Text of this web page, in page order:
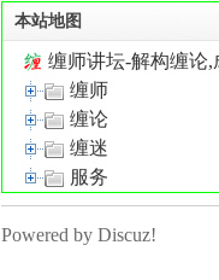
本站地图
缠师讲坛-解构缠论,
缠师
缠论
缠迷
服务
Powered by Discuz!